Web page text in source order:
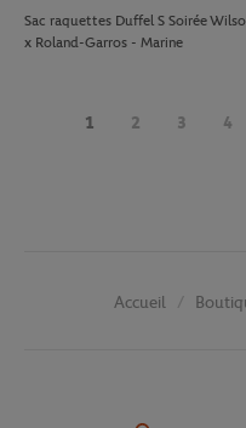
Sac raquettes Duffel S Soirée
x Roland-Garros - Marine
1 2 3 4
Accueil